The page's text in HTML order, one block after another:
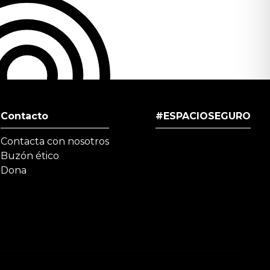
Contacto
Contacta con nosotros
Buzón ético
Dona
#ESPACIOSEGURO